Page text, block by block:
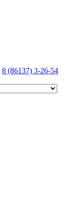
8 (86137) 3-26-54